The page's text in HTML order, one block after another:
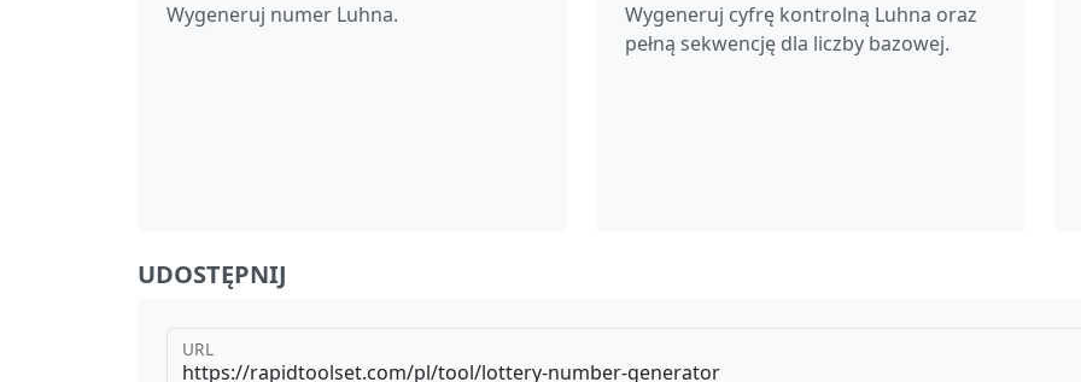
Wygeneruj numer Luhna.
Wygeneruj cyfrę kontrolną Luhna oraz
pełną sekwencję dla liczby bazowej.
UDOSTĘPNIJ
URL